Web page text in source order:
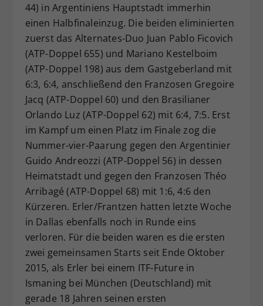
44) in Argentiniens Hauptstadt immerhin
einen Halbfinaleinzug. Die beiden eliminierten
zuerst das Alternates-Duo Juan Pablo Ficovich
(ATP-Doppel 655) und Mariano Kestelboim
(ATP-Doppel 198) aus dem Gastgeberland mit
6:3, 6:4, anschließend den Franzosen Gregoire
Jacq (ATP-Doppel 60) und den Brasilianer
Orlando Luz (ATP-Doppel 62) mit 6:4, 7:5. Erst
im Kampf um einen Platz im Finale zog die
Nummer-vier-Paarung gegen den Argentinier
Guido Andreozzi (ATP-Doppel 56) in dessen
Heimatstadt und gegen den Franzosen Théo
Arribagé (ATP-Doppel 68) mit 1:6, 4:6 den
Kürzeren. Erler/Frantzen hatten letzte Woche
in Dallas ebenfalls noch in Runde eins
verloren. Für die beiden waren es die ersten
zwei gemeinsamen Starts seit Ende Oktober
2015, als Erler bei einem ITF-Future in
Ismaning bei München (Deutschland) mit
gerade 18 Jahren seinen ersten